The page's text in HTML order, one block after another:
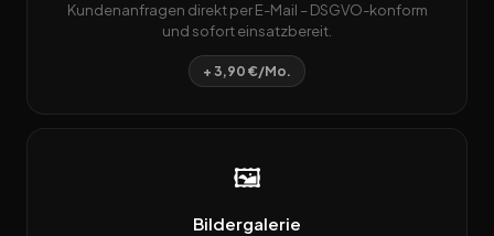
Kundenanfragen direkt per E-Mail – DSGVO-konform
und sofort einsatzbereit.
+ 3,90 €/Mo.
🖼️
Bildergalerie